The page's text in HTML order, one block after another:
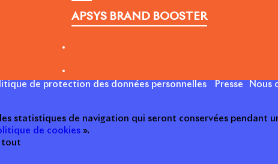
APSYS BRAND BOOSTER
de protection des données personnelles Presse Nous
statistiques de navigation qui seront conservées pendant
de cookies ».
tout